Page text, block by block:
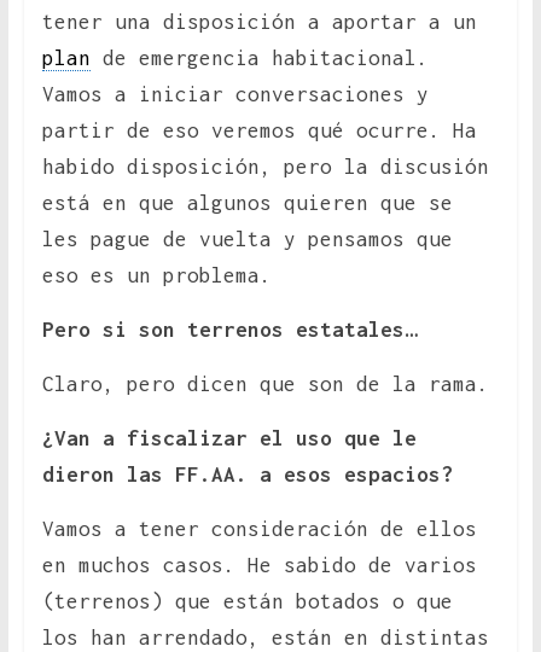
tener una disposición a aportar a un
plan de emergencia habitacional.
Vamos a iniciar conversaciones y
partir de eso veremos qué ocurre. Ha
habido disposición, pero la discusión
está en que algunos quieren que se
les pague de vuelta y pensamos que
eso es un problema.
Pero si son terrenos estatales…
Claro, pero dicen que son de la rama.
¿Van a fiscalizar el uso que le
dieron las FF.AA. a esos espacios?
Vamos a tener consideración de ellos
en muchos casos. He sabido de varios
(terrenos) que están botados o que
los han arrendado, están en distintas